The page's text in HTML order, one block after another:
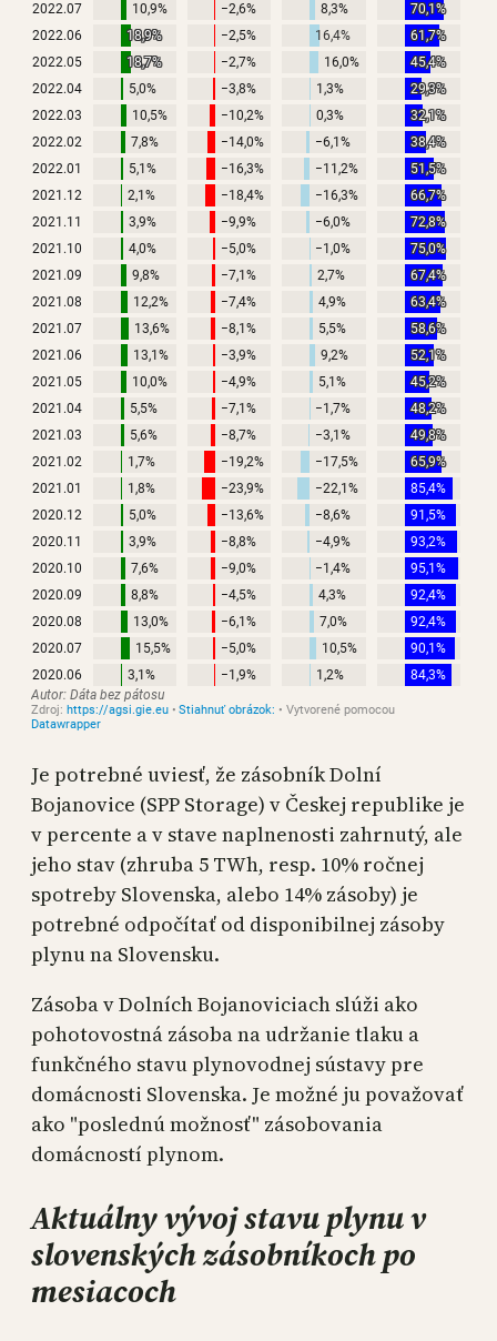
Je potrebné uviesť, že zásobník Dolní
Bojanovice (SPP Storage) v Českej republike je
v percente a v stave naplnenosti zahrnutý, ale
jeho stav (zhruba 5 TWh, resp. 10% ročnej
spotreby Slovenska, alebo 14% zásoby) je
potrebné odpočítať od disponibilnej zásoby
plynu na Slovensku.
Zásoba v Dolních Bojanoviciach slúži ako
pohotovostná zásoba na udržanie tlaku a
funkčného stavu plynovodnej sústavy pre
domácnosti Slovenska. Je možné ju považovať
ako "poslednú možnosť" zásobovania
domácností plynom.
Aktuálny vývoj stavu plynu v
slovenských zásobníkoch po
mesiacoch